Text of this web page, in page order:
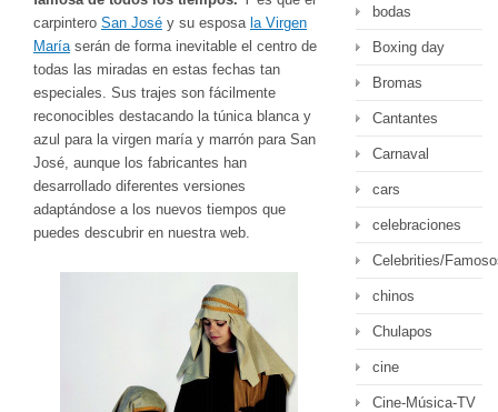
carpintero San José y su esposa la Virgen
Maríaserán de forma inevitable el centro de
todas las miradas en estas fechas tan
especiales. Sus trajes son fácilmente
reconocibles destacando la túnica blanca y
azul para la virgen maría y marrón para San
José, aunque los fabricantes han
desarrollado diferentes versiones
adaptándose a los nuevos tiempos que
puedes descubrir en nuestra web.
bodas
Boxing day
Bromas
Cantantes
Carnaval
cars
celebraciones
Celebrities/
chinos
Chulapos
cine
Cine-Música-TV